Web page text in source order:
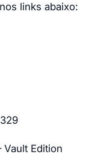
links abaixo:
Edition